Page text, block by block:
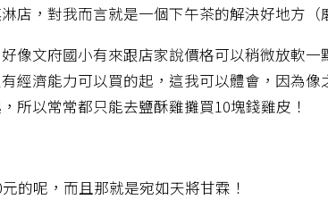
店，對我而言就是一個下午茶的解決好地方（
像文府國小有來跟店家說價格可以稍微放軟
經濟能力可以買的起，這我可以體會，因為
所以常常都只能去鹽酥雞攤買10塊錢雞皮！
的呢，而且那就是宛如天將甘霖！